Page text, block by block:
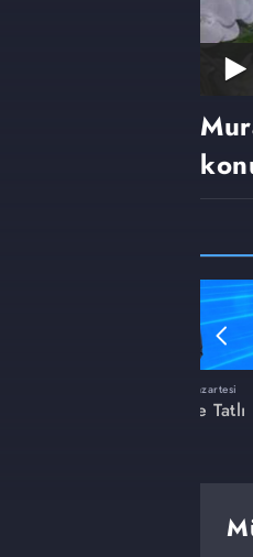
8 Haziran 2026, Pazartesi
Müge Anlı ile Tatlı